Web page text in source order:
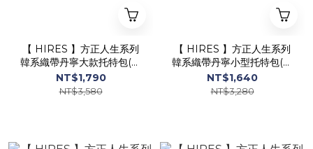
【 HIRES 】方正人生系列
韓系織帶丹寧大款托特包(附
背帶)
NT$1,790
NT$3,580
【 HIRES 】方正人生系列
韓系織帶丹寧小型托特包(附
背帶)
NT$1,640
NT$3,280